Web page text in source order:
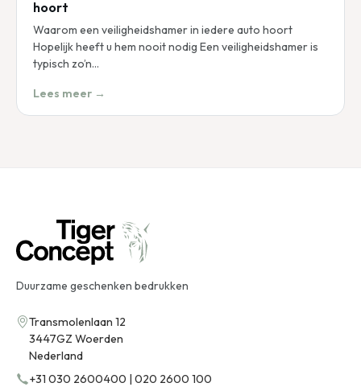
hoort
Waarom een veiligheidshamer in iedere auto hoort
Hopelijk heeft u hem nooit nodig Een veiligheidshamer is
typisch zo’n…
Lees meer →
Duurzame geschenken bedrukken
Transmolenlaan 12
3447GZ Woerden
Nederland
+31 030 2600400 | 020 2600 100